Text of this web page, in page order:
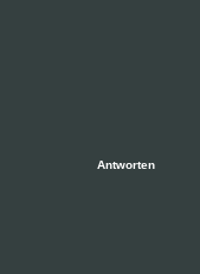
Antworten